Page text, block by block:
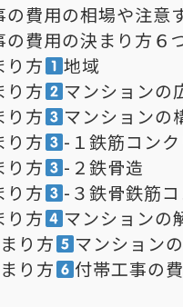
の費用の相場や注
費用の決まり方６
り方
地域
り方
マンションの
り方
マンションの
り方
-１鉄筋コン
り方
-２鉄骨造
り方
-３鉄骨鉄筋
り方
マンションの
り方
マンション
り方
付帯工事の